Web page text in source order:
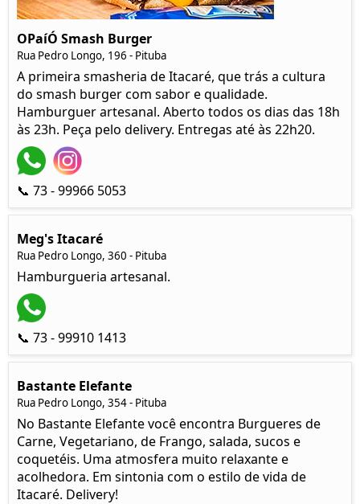
OPaíÓ Smash Burger
Rua Pedro Longo, 196 - Pituba
A primeira smasheria de Itacaré, que trás a cultura
do smash burger com sabor e qualidade.
Hamburguer artesanal. Aberto todos os dias das 18h
às 23h. Peça pelo delivery. Entregas até às 22h20.
📞 73 - 99966 5053
Meg's Itacaré
Rua Pedro Longo, 360 - Pituba
Hamburgueria artesanal.
📞 73 - 99910 1413
Bastante Elefante
Rua Pedro Longo, 354 - Pituba
No Bastante Elefante você encontra Burgueres de
Carne, Vegetariano, de Frango, salada, sucos e
coquetéis. Uma atmosfera muito relaxante e
acolhedora. Em sintonia com o estilo de vida de
Itacaré. Delivery!